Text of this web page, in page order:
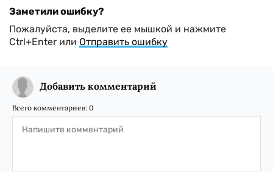
Заметили ошибку?
Пожалуйста, выделите ее мышкой и нажмите
Ctrl+Enter или Отправить ошибку
Добавить комментарий
Всего комментариев: 0